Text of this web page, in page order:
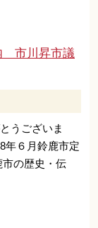
市川昇市議
うございま
６月鈴鹿市定
の歴史・伝